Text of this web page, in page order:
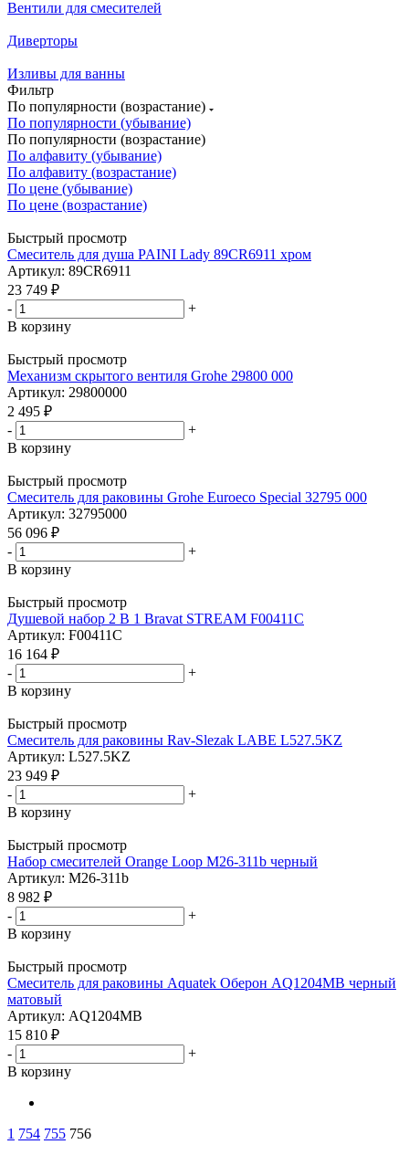
Вентили для смесителей
Диверторы
Изливы для ванны
Фильтр
По популярности (возрастание)
По популярности (убывание)
По популярности (возрастание)
По алфавиту (убывание)
По алфавиту (возрастание)
По цене (убывание)
По цене (возрастание)
Быстрый просмотр
Смеситель для душа PAINI Lady 89CR6911 хром
Артикул: 89CR6911
23 749 ₽
-
+
В корзину
Быстрый просмотр
Механизм скрытого вентиля Grohe 29800 000
Артикул: 29800000
2 495 ₽
-
+
В корзину
Быстрый просмотр
Смеситель для раковины Grohe Euroeco Special 32795 000
Артикул: 32795000
56 096 ₽
-
+
В корзину
Быстрый просмотр
Душевой набор 2 В 1 Bravat STREAM F00411C
Артикул: F00411C
16 164 ₽
-
+
В корзину
Быстрый просмотр
Смеситель для раковины Rav-Slezak LABE L527.5KZ
Артикул: L527.5KZ
23 949 ₽
-
+
В корзину
Быстрый просмотр
Набор смесителей Orange Loop M26-311b черный
Артикул: M26-311b
8 982 ₽
-
+
В корзину
Быстрый просмотр
Смеситель для раковины Aquatek Оберон AQ1204MB черный
матовый
Артикул: AQ1204MB
15 810 ₽
-
+
В корзину
1 754 755 756